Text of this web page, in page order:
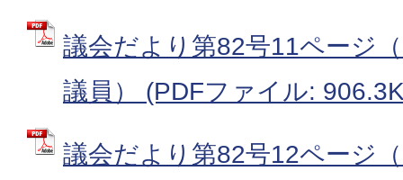
議会だより第82号11ページ
議員） (PDFファイル:
議会だより第82号12ページ